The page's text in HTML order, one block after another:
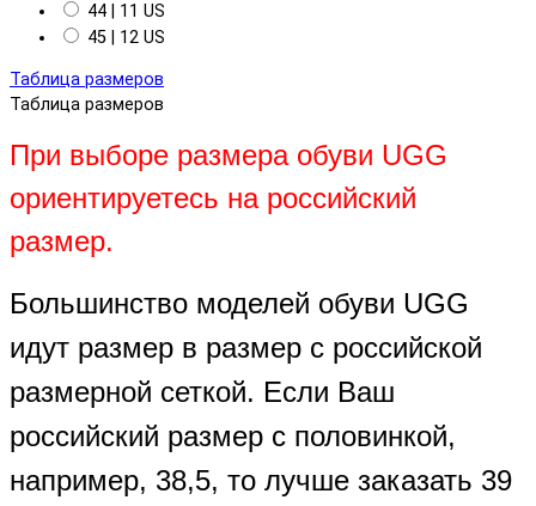
44 | 11 US
45 | 12 US
Таблица размеров
Таблица размеров
При выборе размера обуви UGG
ориентируетесь на российский
размер.
Большинство моделей обуви UGG
идут размер в размер с российской
размерной сеткой. Если Ваш
российский размер с половинкой,
например, 38,5, то лучше заказать 39